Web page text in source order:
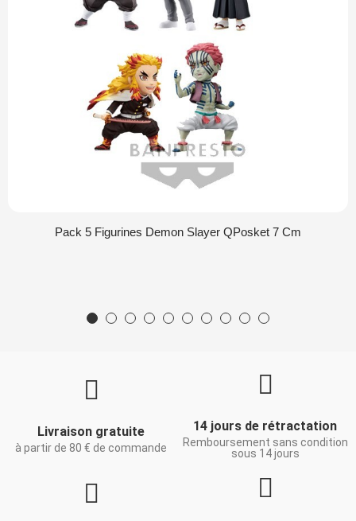
Pack 5 Figurines Demon Slayer QPosket 7 Cm
Livraison gratuite
à partir de 80 € de commande
14 jours de rétractation
Remboursement sans condition
sous 14 jours